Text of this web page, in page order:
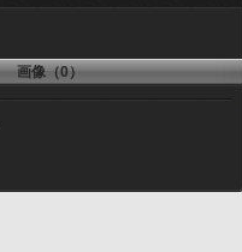
画像（0）